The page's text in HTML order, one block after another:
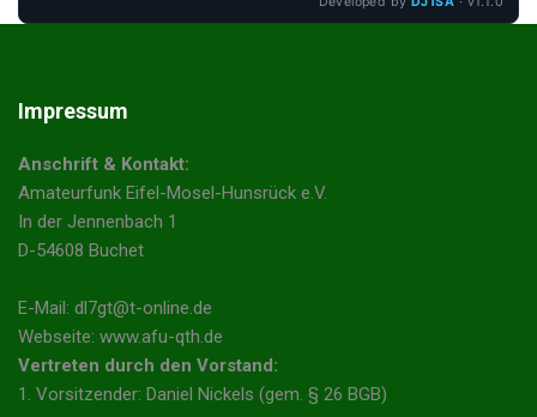
Impressum
Anschrift & Kontakt:
Amateurfunk Eifel-Mosel-Hunsrück e.V.
In der Jennenbach 1
D-54608 Buchet
E-Mail: dl7gt@t-online.de
Webseite: www.afu-qth.de
Vertreten durch den Vorstand:
1. Vorsitzender: Daniel Nickels (gem. § 26 BGB)